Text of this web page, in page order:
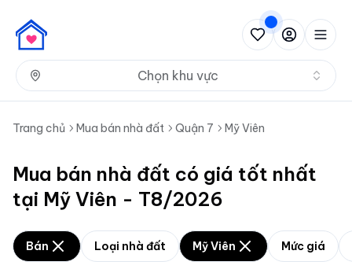
Chọn khu vực
Trang chủ Mua bán nhà đất Quận 7 Mỹ Viên
Mua bán nhà đất có giá tốt nhất
tại Mỹ Viên - T8/2026
Bán Loại nhà đất Mỹ Viên Mức giá